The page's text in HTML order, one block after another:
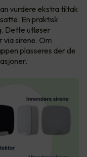
vurdere ekstra tiltak
En praktisk
Dette utløser
via sirene. Om
plasseres der de